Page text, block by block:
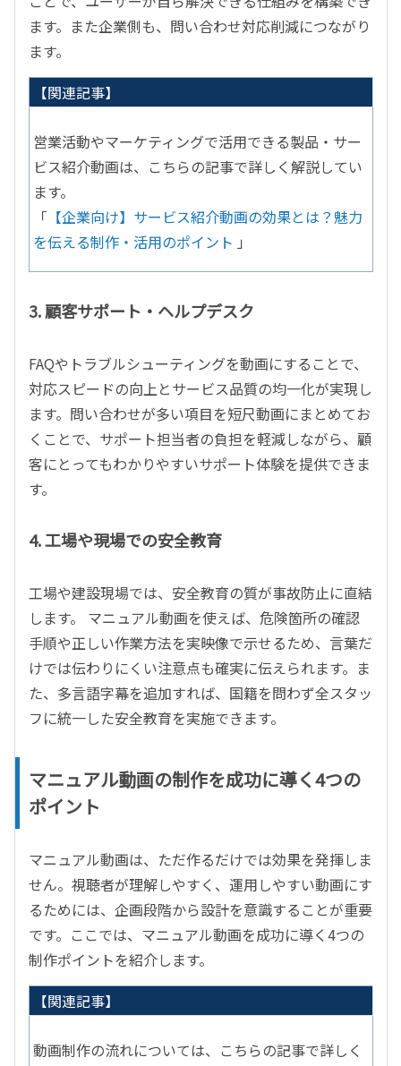
ます。また企業側も、問い合わせ対応削減につながり
ます。
【関連記事】
営業活動やマーケティングで活用できる製品・サー
ビス紹介動画は、こちらの記事で詳しく解説してい
ます。
「 【企業向け】サービス紹介動画の効果とは？魅力
を伝える制作・活用のポイント 」
3. 顧客サポート・ヘルプデスク
FAQやトラブルシューティングを動画にすることで、
対応スピードの向上とサービス品質の均一化が実現し
ます。問い合わせが多い項目を短尺動画にまとめてお
くことで、サポート担当者の負担を軽減しながら、顧
客にとってもわかりやすいサポート体験を提供できま
す。
4. 工場や現場での安全教育
工場や建設現場では、安全教育の質が事故防止に直結
します。 マニュアル動画を使えば、危険箇所の確認
手順や正しい作業方法を実映像で示せるため、言葉だ
けでは伝わりにくい注意点も確実に伝えられます。ま
た、多言語字幕を追加すれば、国籍を問わず全スタッ
フに統一した安全教育を実施できます。
マニュアル動画の制作を成功に導く4つの
ポイント
マニュアル動画は、ただ作るだけでは効果を発揮しま
せん。視聴者が理解しやすく、運用しやすい動画にす
るためには、企画段階から設計を意識することが重要
です。ここでは、マニュアル動画を成功に導く4つの
制作ポイントを紹介します。
【関連記事】
動画制作の流れについては、こちらの記事で詳しく